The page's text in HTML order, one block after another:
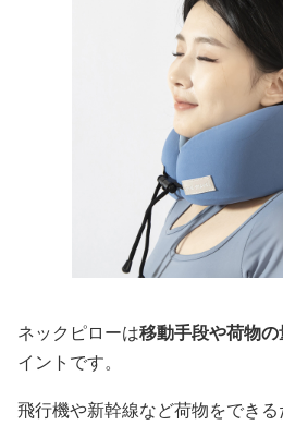
ネックピローは移動手段や荷物の
イントです。
飛行機や新幹線など荷物をできる